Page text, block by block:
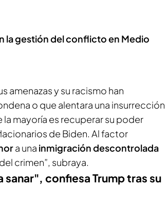
la gestión del conflicto en Medio
amenazas y su racismo han
o que alentara una insurrección
mayoría es recuperar su poder
de Biden. Al factor
a una inmigración descontrolada
crimen”, subraya.
sanar", confiesa Trump tras su